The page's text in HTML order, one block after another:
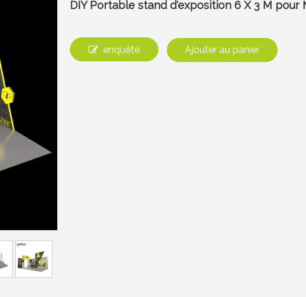
DIY Portable stand d'exposition 6 X 3 M pour
enquête Ajouter au panier